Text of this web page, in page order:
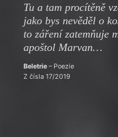
Tu a tam procítěně
jako bys nevěděl o
to záření zatemňuje
apoštol Marvan…
Beletrie– Poezie
Z čísla 17/2019